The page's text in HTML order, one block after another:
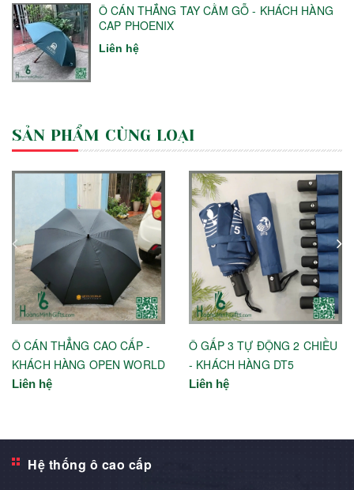
Ô CÁN THẲNG TAY CẦM GỖ - KHÁCH HÀNG
CAP PHOENIX
Liên hệ
SẢN PHẨM CÙNG LOẠI
Ô CÁN THẲNG CAO CẤP -
KHÁCH HÀNG OPEN WORLD
Liên hệ
Ô GẤP 3 TỰ ĐỘNG 2 CHIỀU
- KHÁCH HÀNG DT5
Liên hệ
Hệ thống ô cao cấp